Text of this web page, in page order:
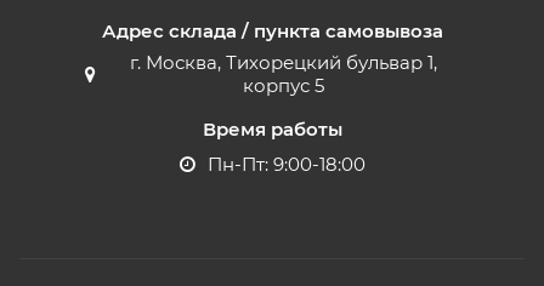
Адрес склада / пункта самовывоза
г. Москва, Тихорецкий бульвар 1,
корпус 5
Время работы
Пн-Пт: 9:00-18:00